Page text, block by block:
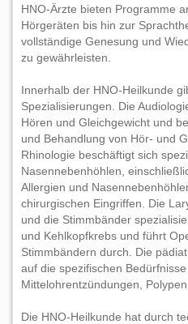
HNO-Ärzte bieten Programme
Hörgeräten bis hin zur
vollständige Genesung und
zu gewährleisten.
Innerhalb der HNO-Heilkunde
Spezialisierungen. Die
Hören und Gleichgewicht und
und Behandlung von Hör- und
Rhinologie beschäftigt sich
Nasennebenhöhlen,
Allergien und
chirurgischen Eingriffen. Die
und die Stimmbänder
und Kehlkopfkrebs und führt
Stimmbändern durch. Die
auf die spezifischen
Mittelohrentzündungen,
Die HNO-Heilkunde hat durch